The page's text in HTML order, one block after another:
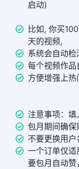
启动)
比如, 你买
天的视频,
系统会自动
每个视频作
方便增强上热
注意事项：填
包月期间确保
不要更换用
一个订单仅
要包月自动